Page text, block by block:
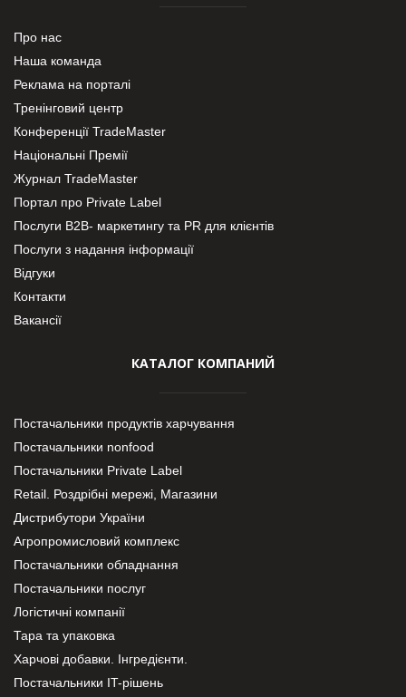
Про нас
Наша команда
Реклама на порталі
Тренінговий центр
Конференції TradeMaster
Національні Премії
Журнал TradeMaster
Портал про Private Label
Послуги В2В- маркетингу та PR для клієнтів
Послуги з надання інформації
Відгуки
Контакти
Вакансії
КАТАЛОГ КОМПАНИЙ
Постачальники продуктів харчування
Постачальники nonfood
Постачальники Private Label
Retail. Роздрібні мережі, Магазини
Дистрибутори України
Агропромисловий комплекс
Постачальники обладнання
Постачальники послуг
Логістичні компанії
Тара та упаковка
Харчові добавки. Інгредієнти.
Постачальники IT-рішень